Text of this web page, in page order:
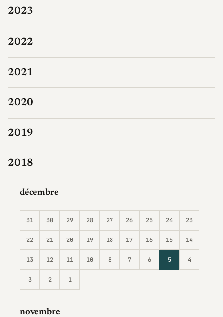
2023
2022
2021
2020
2019
2018
décembre
31 30 29 28 27 26 25 24 23
22 21 20 19 18 17 16 15 14
13 12 11 10 8 7 6 5 4
3 2 1
novembre